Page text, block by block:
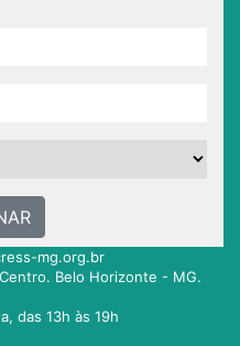
mg.org.br
Centro. Belo Horizonte - MG.
das 13h às 19h